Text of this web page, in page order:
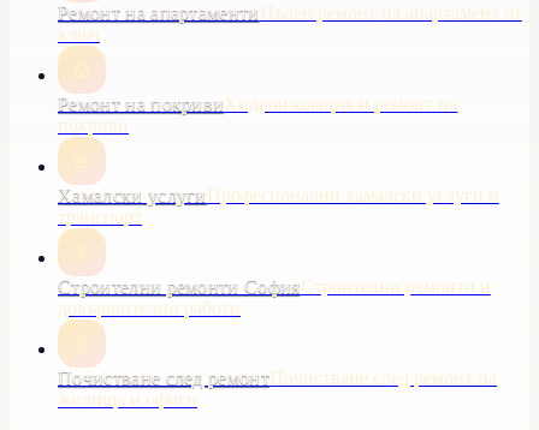
Ремонт на апартаментиПълен ремонт на апартамент от
ключ
Ремонт на покривиХидроизолация и ремонт на
покриви
Хамалски услугиПрофесионални хамалски услуги и
транспорт
Строителни ремонти СофияСтроителни ремонти и
довършителни работи
Почистване след ремонтПочистване след ремонт на
жилища и офиси